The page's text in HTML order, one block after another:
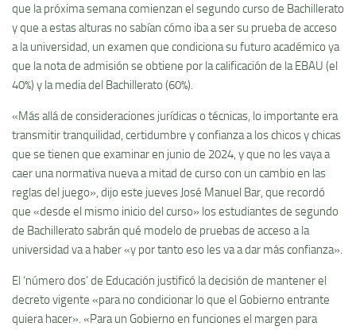
que la próxima semana comienzan el segundo curso de Bachillerato
y que a estas alturas no sabían cómo iba a ser su prueba de acceso
a la universidad, un examen que condiciona su futuro académico ya
que la nota de admisión se obtiene por la calificación de la EBAU (el
40%) y la media del Bachillerato (60%).
«Más allá de consideraciones jurídicas o técnicas, lo importante era
transmitir tranquilidad, certidumbre y confianza a los chicos y chicas
que se tienen que examinar en junio de 2024, y que no les vaya a
caer una normativa nueva a mitad de curso con un cambio en las
reglas del juego», dijo este jueves José Manuel Bar, que recordó
que «desde el mismo inicio del curso» los estudiantes de segundo
de Bachillerato sabrán qué modelo de pruebas de acceso a la
universidad va a haber «y por tanto eso les va a dar más confianza».
El ‘número dos’ de Educación justificó la decisión de mantener el
decreto vigente «para no condicionar lo que el Gobierno entrante
quiera hacer». «Para un Gobierno en funciones el margen para